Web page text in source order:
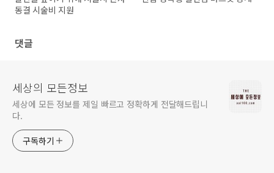
동결 시술비 지원
댓글
세상의 모든정보
세상에 모든 정보를 제일 빠르고 정확하게 전달해드립니
다.
구독하기